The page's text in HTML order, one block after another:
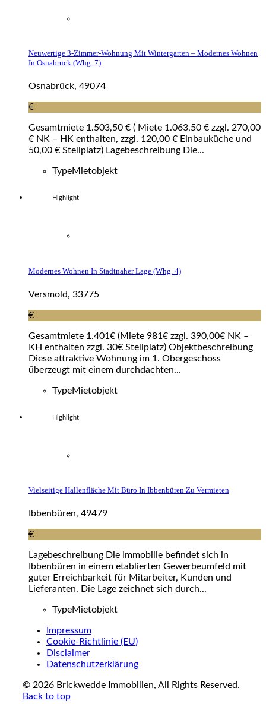
Neuwertige 3-Zimmer-Wohnung Mit Wintergarten – Modernes Wohnen
In Osnabrück (whg. 7)
Osnabrück, 49074
€
Gesamtmiete 1.503,50 € ( Miete 1.063,50 € zzgl. 270,00
€ NK – HK enthalten, zzgl. 120,00 € Einbauküche und
50,00 € Stellplatz) Lagebeschreibung Die...
TypeMietobjekt
Highlight
Modernes Wohnen In Stadtnaher Lage (whg. 4)
Versmold, 33775
€
Gesamtmiete 1.401€ (Miete 981€ zzgl. 390,00€ NK –
KH enthalten zzgl. 30€ Stellplatz) Objektbeschreibung
Diese attraktive Wohnung im 1. Obergeschoss
überzeugt mit einem durchdachten...
TypeMietobjekt
Highlight
Vielseitige Hallenfläche Mit Büro In Ibbenbüren Zu Vermieten
Ibbenbüren, 49479
€
Lagebeschreibung Die Immobilie befindet sich in
Ibbenbüren in einem etablierten Gewerbeumfeld mit
guter Erreichbarkeit für Mitarbeiter, Kunden und
Lieferanten. Die Lage zeichnet sich durch...
TypeMietobjekt
Impressum
Cookie-Richtlinie (EU)
Disclaimer
Datenschutzerklärung
© 2026 Brickwedde Immobilien, All Rights Reserved.
Back to top